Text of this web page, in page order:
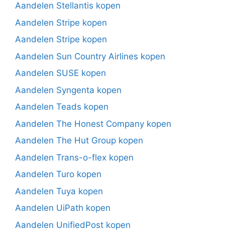
Aandelen Stellantis kopen
Aandelen Stripe kopen
Aandelen Stripe kopen
Aandelen Sun Country Airlines kopen
Aandelen SUSE kopen
Aandelen Syngenta kopen
Aandelen Teads kopen
Aandelen The Honest Company kopen
Aandelen The Hut Group kopen
Aandelen Trans-o-flex kopen
Aandelen Turo kopen
Aandelen Tuya kopen
Aandelen UiPath kopen
Aandelen UnifiedPost kopen